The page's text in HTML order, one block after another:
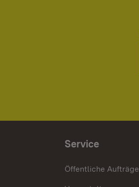
Service
Öffentliche Aufträge